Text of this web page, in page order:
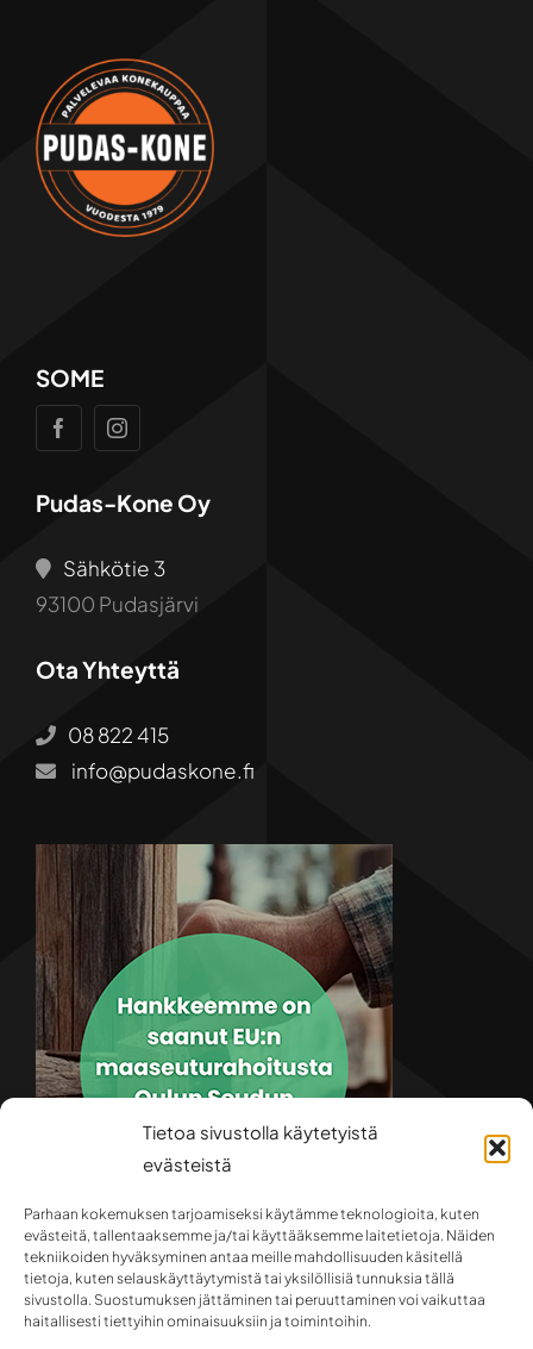
Tietoa sivustolla käytetyistä
evästeistä
Parhaan kokemuksen tarjoamiseksi käytämme teknologioita, kuten
evästeitä, tallentaaksemme ja/tai käyttääksemme laitetietoja. Näiden
tekniikoiden hyväksyminen antaa meille mahdollisuuden käsitellä
tietoja, kuten selauskäyttäytymistä tai yksilöllisiä tunnuksia tällä
sivustolla. Suostumuksen jättäminen tai peruuttaminen voi vaikuttaa
haitallisesti tiettyihin ominaisuuksiin ja toimintoihin.
SOME
Pudas-Kone Oy
Sähkötie 3
93100 Pudasjärvi
Ota Yhteyttä
08 822 415
info@pudaskone.fi